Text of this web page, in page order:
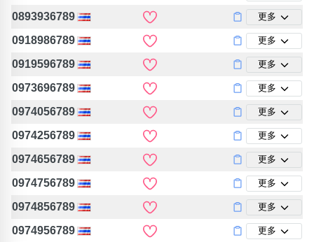
0893936789 更多
0918986789 更多
0919596789 更多
0973696789 更多
0974056789 更多
0974256789 更多
0974656789 更多
0974756789 更多
0974856789 更多
0974956789 更多